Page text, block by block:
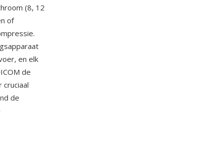
(8, 12
of
en elk
de
cruciaal
de